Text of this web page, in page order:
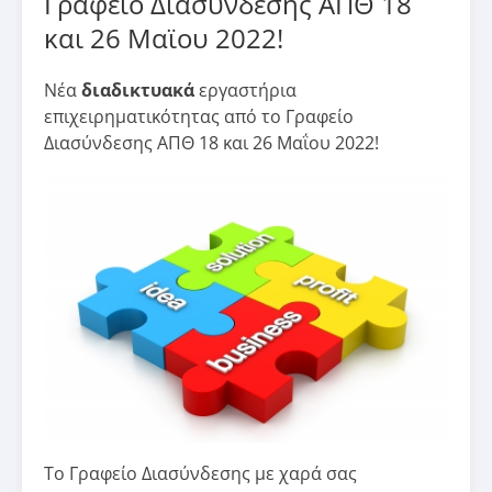
και 26 Μαϊου 2022!
Νέαδιαδικτυακάεργαστήρια
επιχειρηματικότητας από το Γραφείο
Διασύνδεσης ΑΠΘ 18 και 26 Μαΐου 2022!
Το Γραφείο Διασύνδεσης με χαρά σας